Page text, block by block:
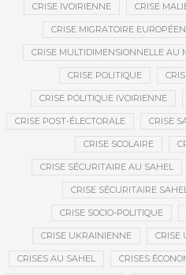
CRISE IVOIRIENNE CRISE
CRISE MIGRATOIRE
CRISE MULTIDIMENSIONNELLE AU
CRISE POLITIQUE
CRISE POLITIQUE IVOIRIENNE
CRISE POST-ÉLECTORALE CRISE
CRISE SCOLAIRE
CRISE SÉCURITAIRE AU SAHEL
CRISE SÉCURITAIRE
CRISE SOCIO-POLITIQUE
CRISE UKRAINIENNE CRISE
CRISES AU SAHEL CRISES